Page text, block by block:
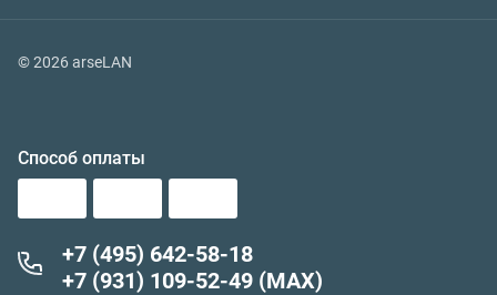
© 2026 arseLAN
Способ оплаты
+7 (495) 642-58-18
+7 (931) 109-52-49 (MAX)